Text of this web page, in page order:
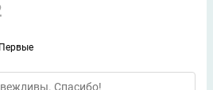
Первые